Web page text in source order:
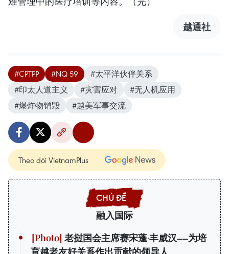
越通社
#CPTPP #NQ 59
#太平洋伙伴关系
#印太人道主义
#灾害应对
#无人机应用
#爆炸物销毁
#越美军事交流
Theo dõi VietnamPlus
融入国际
老挝国会主席赛宋蓬·丰威汉——为培